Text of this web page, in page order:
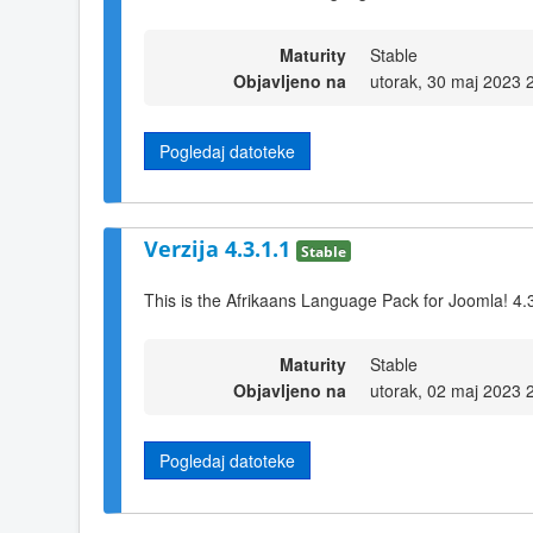
Maturity
Stable
Objavljeno na
utorak, 30 maj 2023
Pogledaj datoteke
Verzija 4.3.1.1 Stable
This is the Afrikaans Language Pack for Joomla!
Maturity
Stable
Objavljeno na
utorak, 02 maj 2023
Pogledaj datoteke